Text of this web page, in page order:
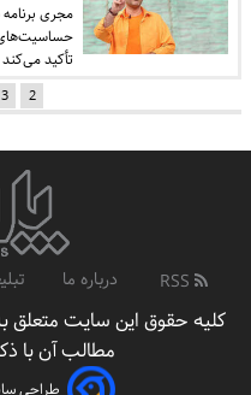
مجری
حساسیت‌های
تأکید
2
3
درباره ما
کلیه حقوق این سایت متعلق
مطالب آن با
طراحی